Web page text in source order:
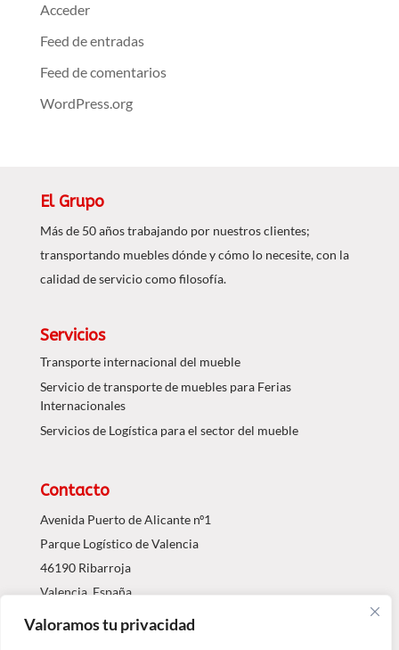
Valoramos tu privacidad
Acceder
Feed de entradas
Feed de comentarios
WordPress.org
El Grupo
Más de 50 años trabajando por nuestros clientes;
transportando muebles dónde y cómo lo necesite, con la
calidad de servicio como filosofía.
Servicios
Transporte internacional del mueble
Servicio de transporte de muebles para Ferias
Internacionales
Servicios de Logística para el sector del mueble
Contacto
Avenida Puerto de Alicante nº1
Parque Logístico de Valencia
46190 Ribarroja
Valencia, España
Tel.: 96 1203063